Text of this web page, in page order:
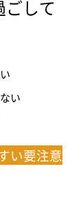
して
い
い要注意